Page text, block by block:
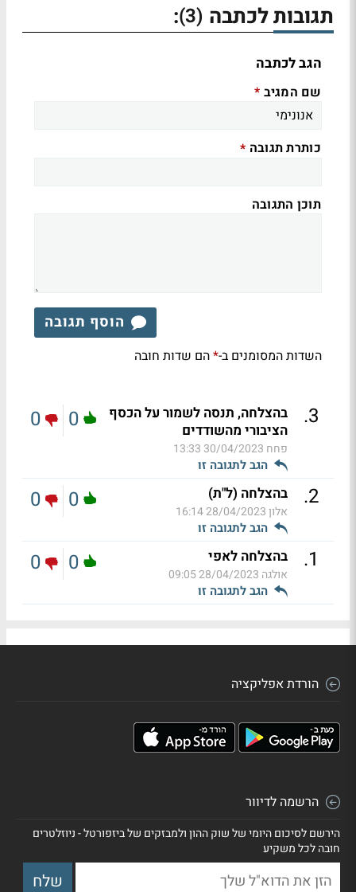
תגובות לכתבה (3)
:
הגב לכתבה
שם המגיב *
כותרת תגובה *
תוכן התגובה
הוסף תגובה
השדות המסומנים ב-*הם שדות חובה
3
.
בהצלחה, תנסה לשמור על הכסף
הציבורי מהשודדים
פחח 30/04/2023 13:33
הגב לתגובה זו
0
0
2
. בהצלחה (ל"ת)
אלון28/04/2023 16:14
הגב לתגובה זו
0
0
1
. בהצלחה לאפי
אולגה 28/04/2023 09:05
הגב לתגובה זו
0
0
הורדת אפליקציה
הרשמה לדיוור
הירשם לסיכום היומי של שוק ההון ולמבזקים של ביזפורטל - ניוזלטרים
חובה לכל משקיע